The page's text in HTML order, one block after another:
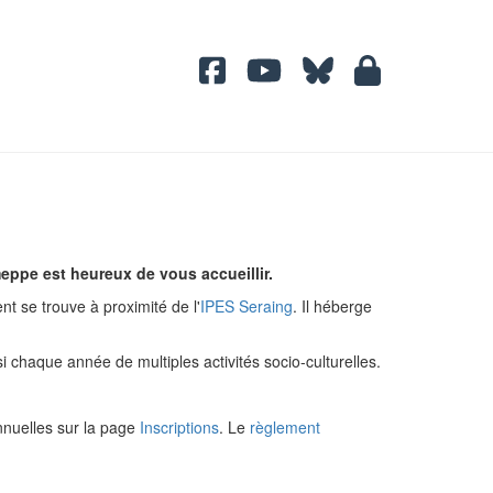
est heureux de vous accueillir.
se trouve à proximité de l'IPES Seraing. Il héberge
année de multiples activités socio-culturelles.
sur la page Inscriptions. Le règlement